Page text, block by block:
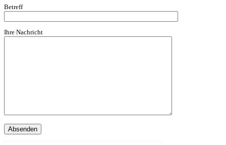
Betreff
Ihre Nachricht